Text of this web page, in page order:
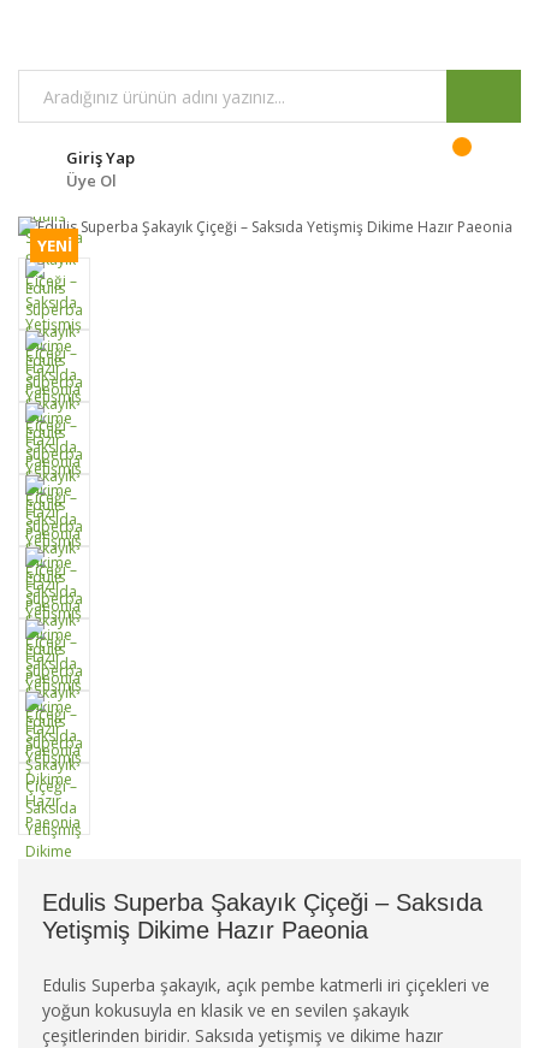
Giriş Yap
Üye Ol
YENİ
Edulis Superba Şakayık Çiçeği – Saksıda
Yetişmiş Dikime Hazır Paeonia
Edulis Superba şakayık, açık pembe katmerli iri çiçekleri ve
yoğun kokusuyla en klasik ve en sevilen şakayık
çeşitlerinden biridir. Saksıda yetişmiş ve dikime hazır